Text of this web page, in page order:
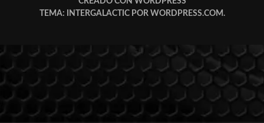
TEMA: INTERGALACTIC POR WORDPRESS.COM.